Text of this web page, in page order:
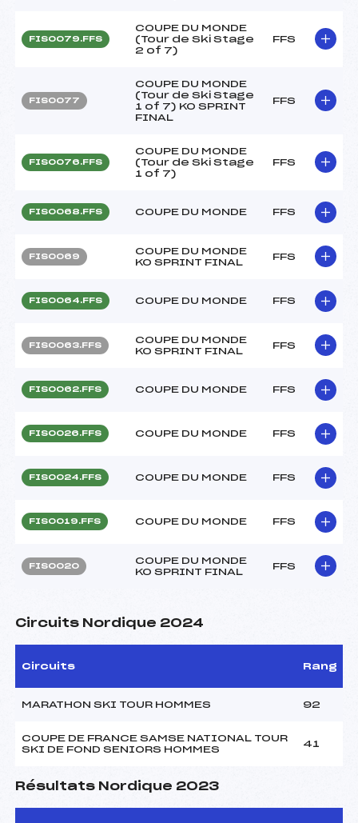
FIS0079.FFS
COUPE DU MONDE
(Tour de Ski Stage
2 of 7)
FFS
FIS0077
COUPE DU MONDE
(Tour de Ski Stage
1 of 7) KO SPRINT
FINAL
FFS
FIS0076.FFS
COUPE DU MONDE
(Tour de Ski Stage
1 of 7)
FFS
FIS0068.FFS COUPE DU MONDE FFS
FIS0069
COUPE DU MONDE
KO SPRINT FINAL
FFS
FIS0064.FFS COUPE DU MONDE FFS
FIS0063.FFS
COUPE DU MONDE
KO SPRINT FINAL
FFS
FIS0062.FFS COUPE DU MONDE FFS
FIS0026.FFS COUPE DU MONDE FFS
FIS0024.FFS COUPE DU MONDE FFS
FIS0019.FFS COUPE DU MONDE FFS
FIS0020
COUPE DU MONDE
KO SPRINT FINAL
FFS
Circuits Nordique 2024
Circuits Rang
MARATHON SKI TOUR HOMMES 92
COUPE DE FRANCE SAMSE NATIONAL TOUR
SKI DE FOND SENIORS HOMMES
41
Résultats Nordique 2023